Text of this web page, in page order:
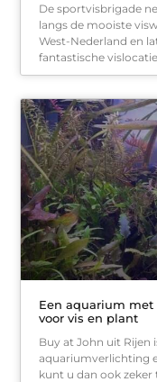
De sportvisbrigade
langs de mooiste
West-Nederland en
fantastische
Een aquarium
voor vis en plant
Buy at John uit Rijen
aquariumverlichting
kunt u dan ook